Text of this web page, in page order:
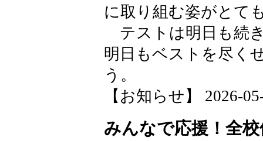
に取り組む姿がとて
テストは明日も続
明日もベストを尽く
う。
【お知らせ】 2026-
みんなで応援！全